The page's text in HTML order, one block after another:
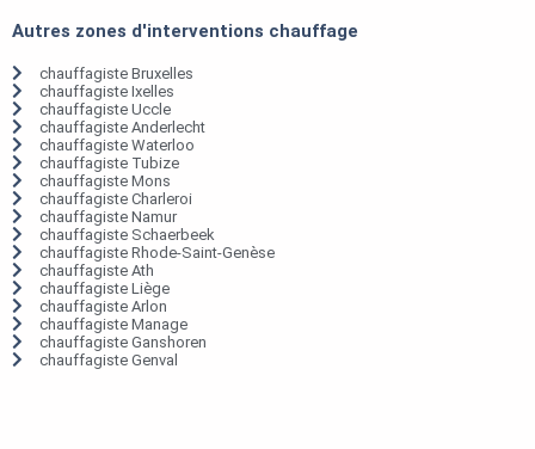
Autres zones d'interventions chauffage
chauffagiste Bruxelles
chauffagiste Ixelles
chauffagiste Uccle
chauffagiste Anderlecht
chauffagiste Waterloo
chauffagiste Tubize
chauffagiste Mons
chauffagiste Charleroi
chauffagiste Namur
chauffagiste Schaerbeek
chauffagiste Rhode-Saint-Genèse
chauffagiste Ath
chauffagiste Liège
chauffagiste Arlon
chauffagiste Manage
chauffagiste Ganshoren
chauffagiste Genval